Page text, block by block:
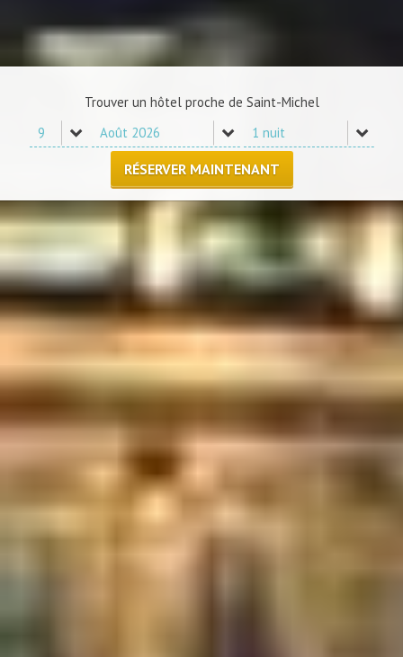
Trouver un hôtel proche de Saint-Michel
RÉSERVER MAINTENANT